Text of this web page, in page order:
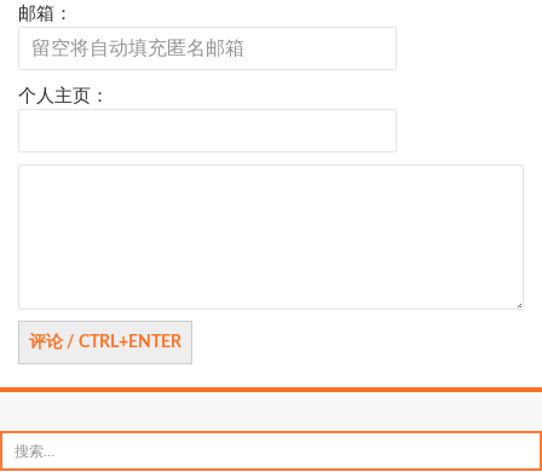
邮箱：
个人主页：
索：